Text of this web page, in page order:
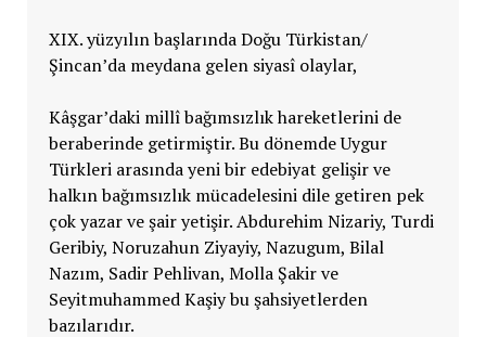
XIX. yüzyılın başlarında Doğu Türkistan/
Şincan’da meydana gelen siyasî olaylar,
Kâşgar’daki millî bağımsızlık hareketlerini de
beraberinde getirmiştir. Bu dönemde Uygur
Türkleri arasında yeni bir edebiyat gelişir ve
halkın bağımsızlık mücadelesini dile getiren pek
çok yazar ve şair yetişir. Abdurehim Nizariy, Turdi
Geribiy, Noruzahun Ziyayiy, Nazugum, Bilal
Nazım, Sadir Pehlivan, Molla Şakir ve
Seyitmuhammed Kaşiy bu şahsiyetlerden
bazılarıdır.